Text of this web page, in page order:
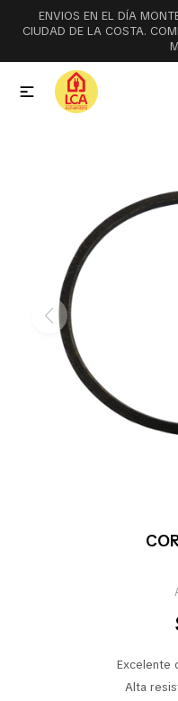
ENVIOS EN EL DÍA
CIUDAD DE LA COSTA.

Excelente
Alta
Menú
Lavadoras y
Secarropas
Refrigeración